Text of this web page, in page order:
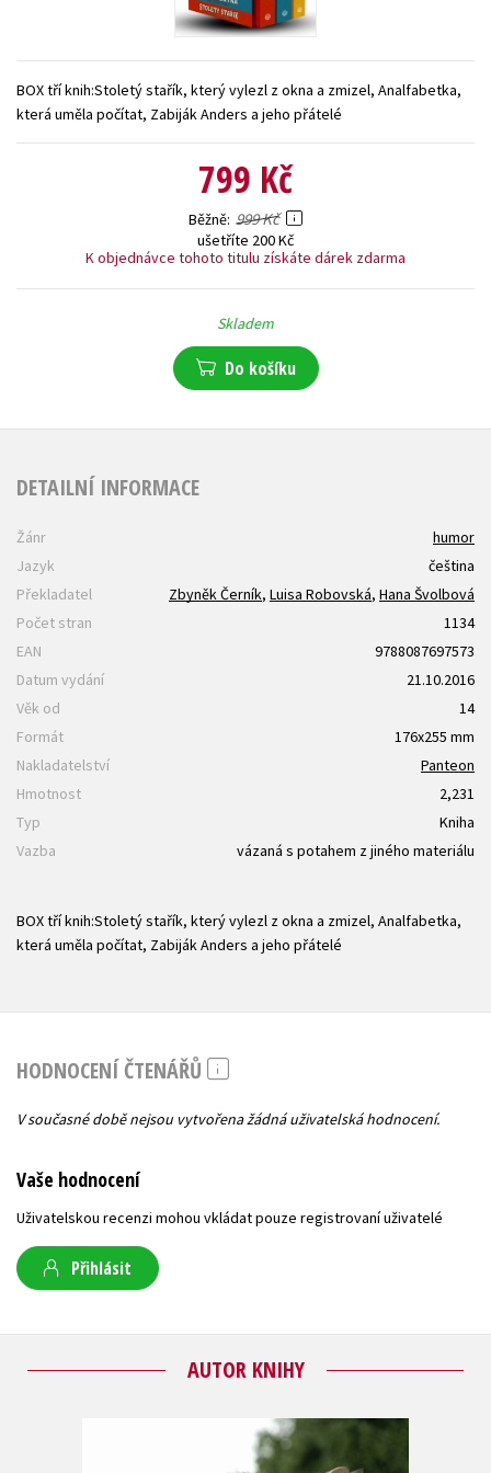
Zahraniční literatura
Všechny tituly
BOX tří knih:Stoletý stařík, který vylezl z okna a zmizel, Analfabetka,
která uměla počítat, Zabiják Anders a jeho přátelé
799 Kč
Běžně 999 Kč
ušetříte 200 Kč
K objednávce tohoto titulu získáte dárek zdarma
Skladem
Do košíku
DETAILNÍ INFORMACE
Žánr
humor
Jazyk
čeština
Překladatel
Zbyněk Černík, Luisa Robovská, Hana Švolbová
Počet stran
1134
EAN
9788087697573
Datum vydání
21.10.2016
Věk od
14
Formát
176x255 mm
Nakladatelství
Panteon
Hmotnost
2,231
Typ
Kniha
Vazba
vázaná s potahem z jiného materiálu
BOX tří knih:Stoletý stařík, který vylezl z okna a zmizel, Analfabetka,
která uměla počítat, Zabiják Anders a jeho přátelé
HODNOCENÍ ČTENÁŘŮ
V současné době nejsou vytvořena žádná uživatelská hodnocení.
Vaše hodnocení
Uživatelskou recenzi mohou vkládat pouze registrovaní uživatelé
Přihlásit
AUTOR KNIHY